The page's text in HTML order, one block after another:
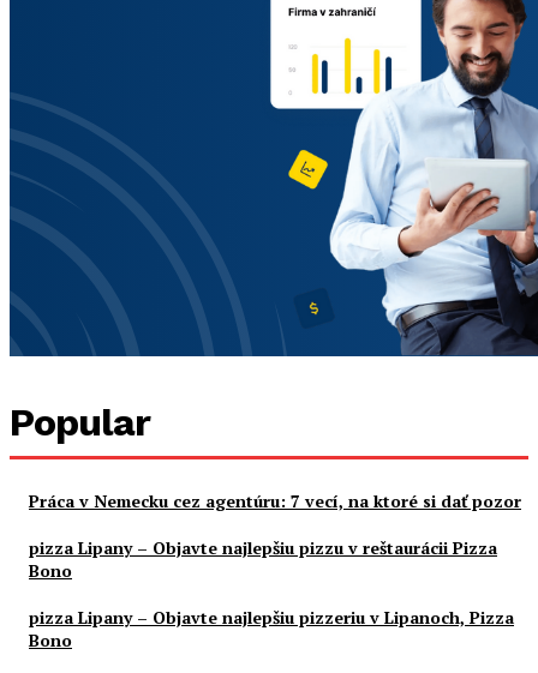
Popular
Práca v Nemecku cez agentúru: 7 vecí, na ktoré si dať pozor
pizza Lipany – Objavte najlepšiu pizzu v reštaurácii Pizza
Bono
pizza Lipany – Objavte najlepšiu pizzeriu v Lipanoch, Pizza
Bono